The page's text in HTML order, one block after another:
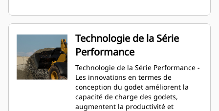
Technologie de la Série
Performance
Technologie de la Série Performance -
Les innovations en termes de
conception du godet améliorent la
capacité de charge des godets,
augmentent la productivité et